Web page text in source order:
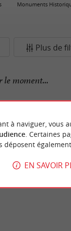
Monuments
Plus de
le moment...
à naviguer, vous
. Certaines
déposent également
EN SAVOIR